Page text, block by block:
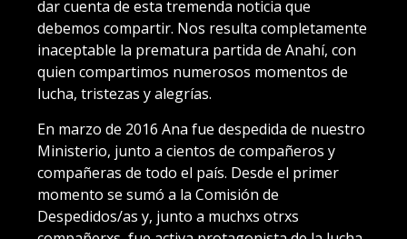
dar cuenta de esta tremenda noticia que
debemos compartir. Nos resulta completamente
inaceptable la prematura partida de Anahí, con
quien compartimos numerosos momentos de
lucha, tristezas y alegrías.
En marzo de 2016 Ana fue despedida de nuestro
Ministerio, junto a cientos de compañeros y
compañeras de todo el país. Desde el primer
momento se sumó a la Comisión de
Despedidos/as y, junto a muchxs otrxs